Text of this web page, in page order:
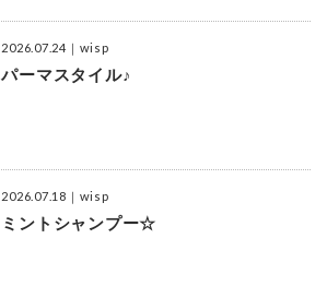
2026.07.24 ｜wisp
パーマスタイル♪
2026.07.18 ｜wisp
ミントシャンプー☆